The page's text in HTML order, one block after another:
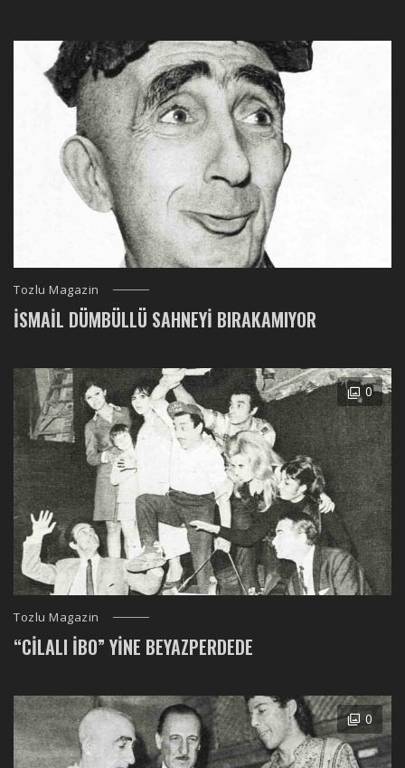
Tozlu Magazin
İSMAIL DÜMBÜLLÜ SAHNEYI BIRAKAMIYOR
0
Tozlu Magazin
“CILALI İBO” YINE BEYAZPERDEDE
0